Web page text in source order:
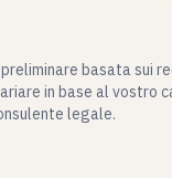
basata sui
in base al vostro
legale.